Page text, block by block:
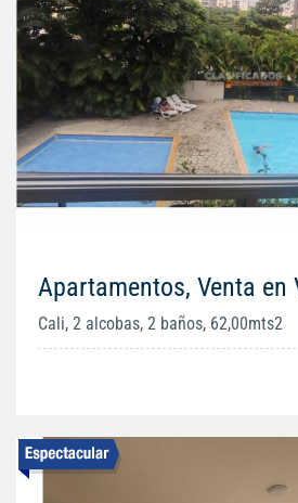
Apartamentos, Venta en
Cali, 2 alcobas, 2 baños, 62,00mts2